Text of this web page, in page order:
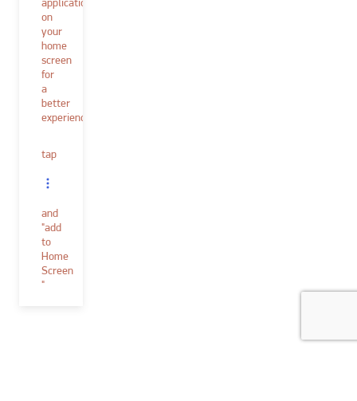
application
on
your
home
screen
for
a
better
experience.
tap
and
"add
to
Home
Screen
"